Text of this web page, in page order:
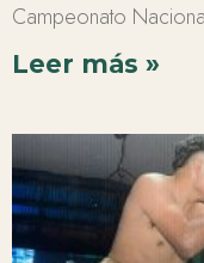
Campeonato
Leer más »